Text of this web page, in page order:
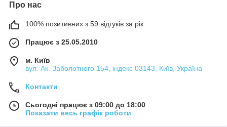
Про нас
100% позитивних з 59 відгуків за рік
Працює з 25.05.2010
м. Київ
вул. Ак. Заболотного 154, індекс 03143, Київ, Україна
Контакти
Сьогодні працює з 09:00 до 18:00
Показати весь графік роботи